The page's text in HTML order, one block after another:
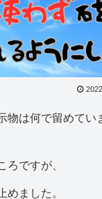
物は何で留めてい
ろですが、
めました。